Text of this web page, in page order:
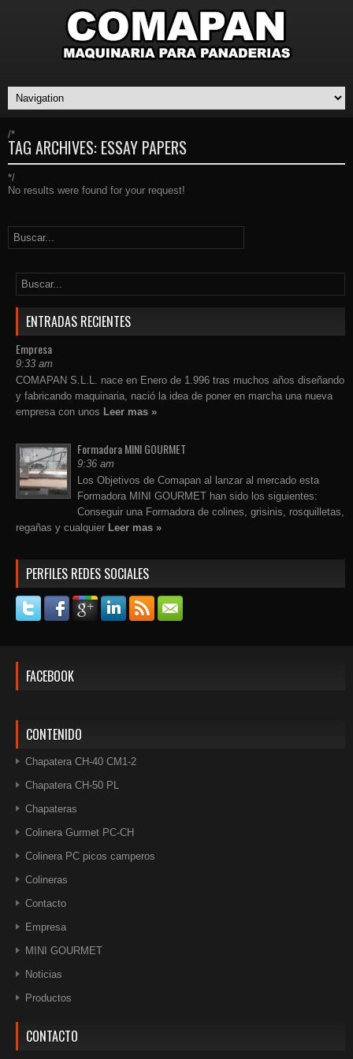
/*
TAG ARCHIVES: ESSAY PAPERS
*/
No results were found for your request!
ENTRADAS RECIENTES
Empresa
9:33 am
COMAPAN S.L.L. nace en Enero de 1.996 tras muchos años diseñando
y fabricando maquinaria, nació la idea de poner en marcha una nueva
empresa con unos Leer mas »
Formadora MINI GOURMET
9:36 am
Los Objetivos de Comapan al lanzar al mercado esta
Formadora MINI GOURMET han sido los siguientes:
Conseguir una Formadora de colines, grisinis, rosquilletas,
regañas y cualquier Leer mas »
PERFILES REDES SOCIALES
FACEBOOK
CONTENIDO
Chapatera CH-40 CM1-2
Chapatera CH-50 PL
Chapateras
Colinera Gurmet PC-CH
Colinera PC picos camperos
Colineras
Contacto
Empresa
MINI GOURMET
Noticias
Productos
CONTACTO